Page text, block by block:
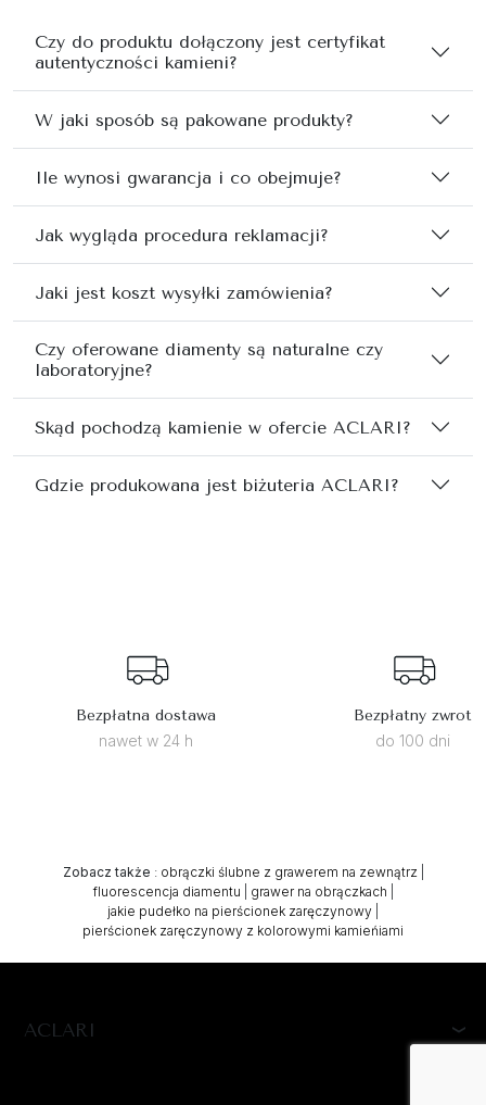
Czy do produktu dołączony jest certyfikat
autentyczności kamieni?
W jaki sposób są pakowane produkty?
Ile wynosi gwarancja i co obejmuje?
Jak wygląda procedura reklamacji?
Jaki jest koszt wysyłki zamówienia?
Czy oferowane diamenty są naturalne czy
laboratoryjne?
Skąd pochodzą kamienie w ofercie ACLARI?
Gdzie produkowana jest biżuteria ACLARI?
Bezpłatna dostawa
nawet w 24 h
Bezpłatny zwrot
do 100 dni
Zobacz także : obrączki ślubne z grawerem na zewnątrz|
fluorescencja diamentu
grawer na obrączkach
jakie pudełko na pierścionek zaręczynowy
pierścionek zaręczynowy z kolorowymi kamieńiami
ACLARI